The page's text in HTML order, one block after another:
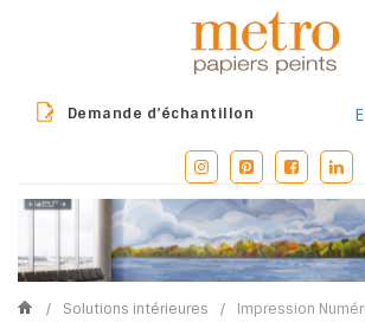
Demande d’échantillon
/ Solutions intérieures / Impression